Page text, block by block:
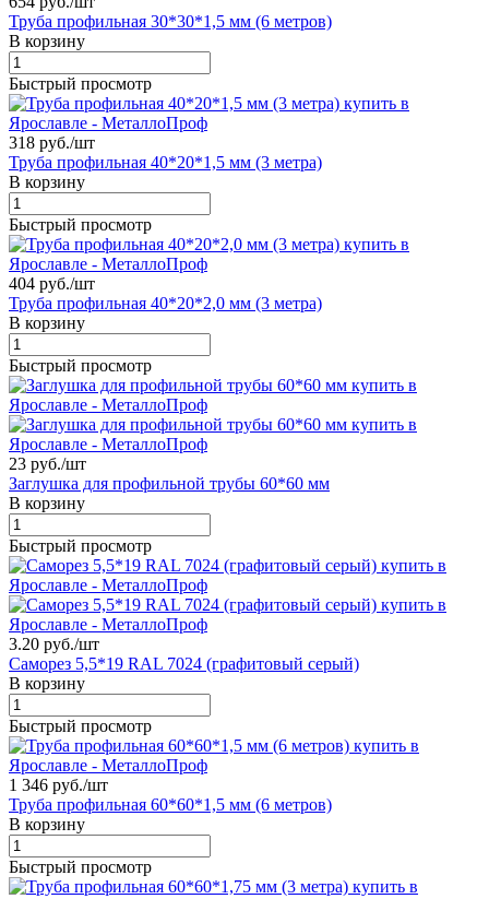
Труба профильная 30*30*1,5 мм (6 метров)
В корзину
Быстрый просмотр
318 руб./шт
Труба профильная 40*20*1,5 мм (3 метра)
В корзину
Быстрый просмотр
404 руб./шт
Труба профильная 40*20*2,0 мм (3 метра)
В корзину
Быстрый просмотр
23 руб./шт
Заглушка для профильной трубы 60*60 мм
В корзину
Быстрый просмотр
3.20 руб./шт
Саморез 5,5*19 RAL 7024 (графитовый серый)
В корзину
Быстрый просмотр
1 346 руб./шт
Труба профильная 60*60*1,5 мм (6 метров)
В корзину
Быстрый просмотр